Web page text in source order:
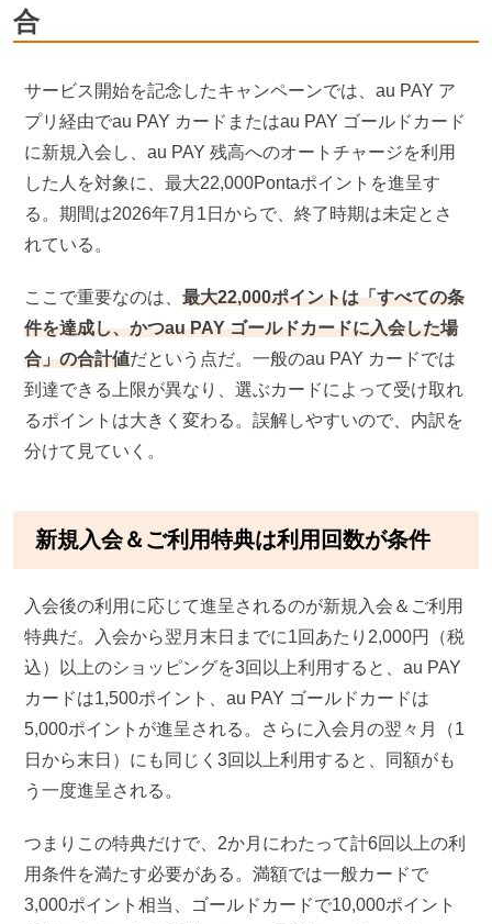
合
サービス開始を記念したキャンペーンでは、au PAY ア
プリ経由でau PAY カードまたはau PAY ゴールドカード
に新規入会し、au PAY 残高へのオートチャージを利用
した人を対象に、最大22,000Pontaポイントを進呈す
る。期間は2026年7月1日からで、終了時期は未定とさ
れている。
ここで重要なのは、 最大22,000ポイントは「すべての条
件を達成し、かつau PAY ゴールドカードに入会した場
合」の合計値だという点だ。一般のau PAY カードでは
到達できる上限が異なり、選ぶカードによって受け取れ
るポイントは大きく変わる。誤解しやすいので、内訳を
分けて見ていく。
新規入会＆ご利用特典は利用回数が条件
入会後の利用に応じて進呈されるのが新規入会＆ご利用
特典だ。入会から翌月末日までに1回あたり2,000円（税
込）以上のショッピングを3回以上利用すると、au PAY
カードは1,500ポイント、au PAY ゴールドカードは
5,000ポイントが進呈される。さらに入会月の翌々月（1
日から末日）にも同じく3回以上利用すると、同額がも
う一度進呈される。
つまりこの特典だけで、2か月にわたって計6回以上の利
用条件を満たす必要がある。満額では一般カードで
3,000ポイント相当、ゴールドカードで10,000ポイント